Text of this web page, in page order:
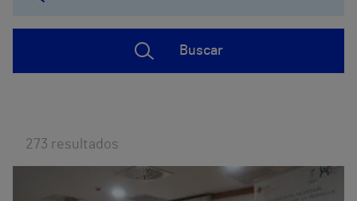
Buscar
273 resultados